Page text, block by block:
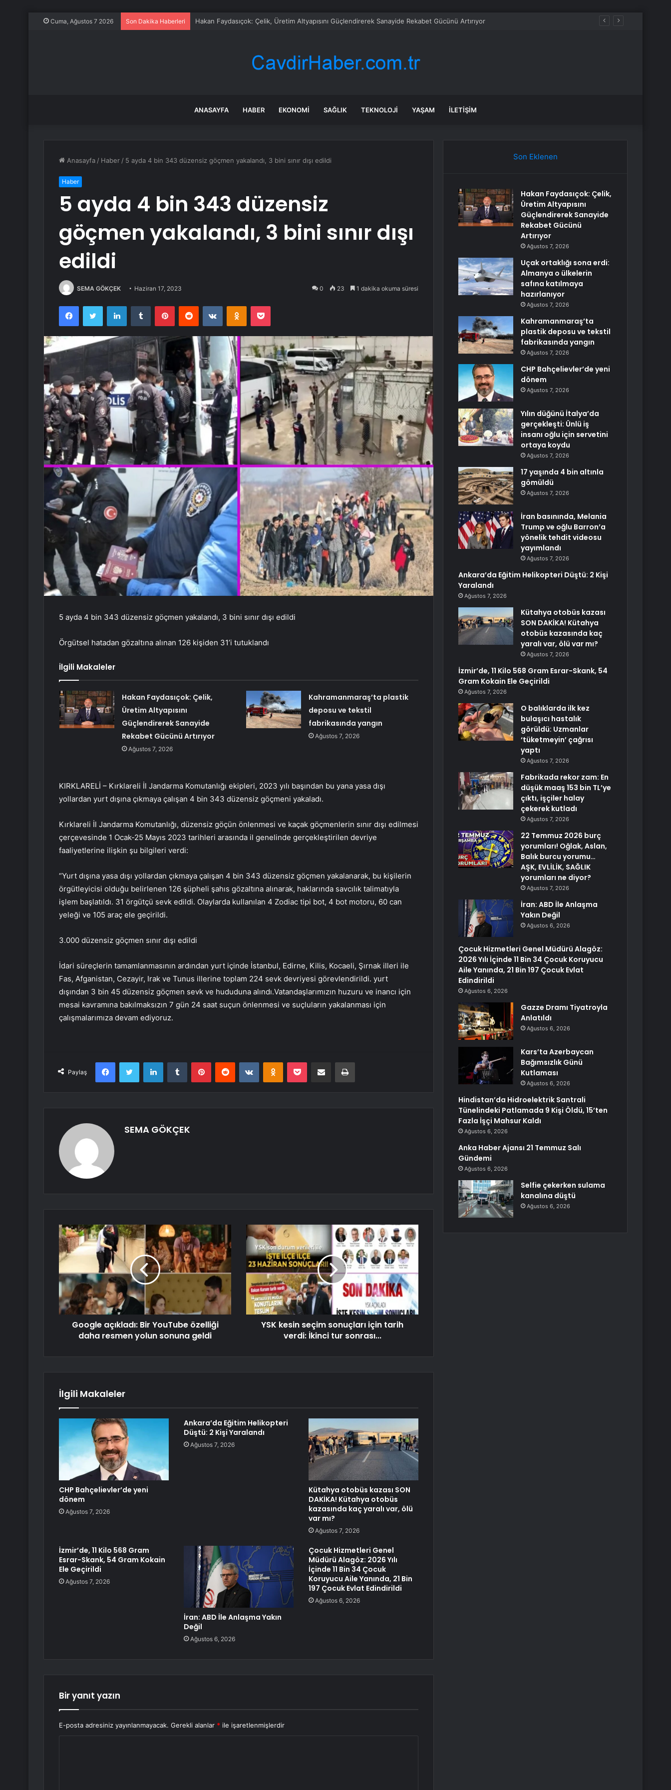
Cuma, Ağustos 7 2026 Son Dakika Haberleri Uçak ortaklığı sona erdi: Almanya o ülkelerin safına katılmaya hazırlanıyor
ANASAYFA HABER EKONOMI SAĞLIK TEKNOLOJI YAŞAM İLETIŞIM
Anasayfa / Haber / 5 ayda 4 bin 343 düzensiz göçmen yakalandı, 3 bini sınır dışı edildi
Haber
5 ayda 4 bin 343 düzensiz
göçmen yakalandı, 3 bini sınır dışı
edildi
SEMA GÖKÇEK Haziran 17, 2023 0 23 1 dakika okuma süresi
FacebookTwitter LinkedInTumblr PinterestReddit VKontakteOdnoklassniki
Pocket
5 ayda 4 bin 343 düzensiz göçmen yakalandı, 3 bini sınır dışı edildi
Örgütsel hatadan gözaltına alınan 126 kişiden 31’i tutuklandı
İlgili Makaleler
Hakan Faydasıçok: Çelik,
Üretim Altyapısını
Güçlendirerek Sanayide
Rekabet Gücünü Artırıyor
Ağustos 7, 2026
Kahramanmaraş’ta plastik
deposu ve tekstil
fabrikasında yangın
Ağustos 7, 2026
KIRKLARELİ – Kırklareli İl Jandarma Komutanlığı ekipleri, 2023 yılı başından bu yana yasa dışı
yollardan yurt dışına çıkmaya çalışan 4 bin 343 düzensiz göçmeni yakaladı.
Kırklareli İl Jandarma Komutanlığı, düzensiz göçün önlenmesi ve kaçak göçmenlerin sınır dışı edilmesi
çerçevesinde 1 Ocak-25 Mayıs 2023 tarihleri ​​arasında il genelinde gerçekleştirilen devriye
faaliyetlerine ilişkin şu bilgileri verdi:
“Yurt dışına yasa dışı yollardan çıkmaya çalışan 4 bin 343 düzensiz göçmen yakalanarak, bu kişilerin
örgütleyicisi olduğu belirlenen 126 şüpheli şahıs gözaltına alınarak, haklarında savcılık talimatıyla
işlem başlatıldı. 31 örgütçü sevk edildi. Olaylarda kullanılan 4 Zodiac tipi bot, 4 bot motoru, 60 can
yeleği ve 105 araç ele geçirildi.
3.000 düzensiz göçmen sınır dışı edildi
İdari süreçlerin tamamlanmasının ardından yurt içinde İstanbul, Edirne, Kilis, Kocaeli, Şırnak illeri ile
Fas, Afganistan, Cezayir, Irak ve Tunus illerine toplam 224 sevk devriyesi görevlendirildi. yurt
dışından 3 bin 45 düzensiz göçmen sevk ve hududuna alındı.Vatandaşlarımızın huzuru ve inancı için
mesai kavramına bakılmaksızın 7 gün 24 saat suçun önlenmesi ve suçluların yakalanması için
çalışmalarımıza devam ediyoruz.
Paylaş
FacebookTwitter LinkedInTumblr PinterestReddit VKontakteOdnoklassniki
Pocket E-Posta ile paylaş Yazdır
SEMA GÖKÇEK
Google açıkladı: Bir YouTube özelliği
daha resmen yolun sonuna geldi
YSK kesin seçim sonuçları için tarih
verdi: İkinci tur sonrası...
İlgili Makaleler
CHP Bahçelievler’de yeni
dönem
Ağustos 7, 2026
Ankara’da Eğitim Helikopteri
Düştü: 2 Kişi Yaralandı
Ağustos 7, 2026
Kütahya otobüs kazası SON
DAKİKA! Kütahya otobüs
kazasında kaç yaralı var, ölü
var mı?
Ağustos 7, 2026
İzmir’de, 11 Kilo 568 Gram
Esrar-Skank, 54 Gram Kokain
Ele Geçirildi
Ağustos 7, 2026
İran: ABD İle Anlaşma Yakın
Değil
Ağustos 6, 2026
Çocuk Hizmetleri Genel
Müdürü Alagöz: 2026 Yılı
İçinde 11 Bin 34 Çocuk
Koruyucu Aile Yanında, 21 Bin
197 Çocuk Evlat Edindirildi
Ağustos 6, 2026
Bir yanıt yazın
E-posta adresiniz yayınlanmayacak. Gerekli alanlar * ile işaretlenmişlerdir
Son Eklenen
Hakan Faydasıçok: Çelik,
Üretim Altyapısını
Güçlendirerek Sanayide
Rekabet Gücünü
Artırıyor
Ağustos 7, 2026
Uçak ortaklığı sona erdi:
Almanya o ülkelerin
safına katılmaya
hazırlanıyor
Ağustos 7, 2026
Kahramanmaraş’ta
plastik deposu ve tekstil
fabrikasında yangın
Ağustos 7, 2026
CHP Bahçelievler’de yeni
dönem
Ağustos 7, 2026
Yılın düğünü İtalya’da
gerçekleşti: Ünlü iş
insanı oğlu için servetini
ortaya koydu
Ağustos 7, 2026
17 yaşında 4 bin altınla
gömüldü
Ağustos 7, 2026
İran basınında, Melania
Trump ve oğlu Barron’a
yönelik tehdit videosu
yayımlandı
Ağustos 7, 2026
Ankara’da Eğitim Helikopteri Düştü: 2 Kişi
Yaralandı
Ağustos 7, 2026
Kütahya otobüs kazası
SON DAKİKA! Kütahya
otobüs kazasında kaç
yaralı var, ölü var mı?
Ağustos 7, 2026
İzmir’de, 11 Kilo 568 Gram Esrar-Skank, 54
Gram Kokain Ele Geçirildi
Ağustos 7, 2026
O balıklarda ilk kez
bulaşıcı hastalık
görüldü: Uzmanlar
‘tüketmeyin’ çağrısı
yaptı
Ağustos 7, 2026
Fabrikada rekor zam: En
düşük maaş 153 bin TL’ye
çıktı, işçiler halay
çekerek kutladı
Ağustos 7, 2026
22 Temmuz 2026 burç
yorumları! Oğlak, Aslan,
Balık burcu yorumu…
AŞK, EVLİLİK, SAĞLIK
yorumları ne diyor?
Ağustos 7, 2026
İran: ABD İle Anlaşma
Yakın Değil
Ağustos 6, 2026
Çocuk Hizmetleri Genel Müdürü Alagöz:
2026 Yılı İçinde 11 Bin 34 Çocuk Koruyucu
Aile Yanında, 21 Bin 197 Çocuk Evlat
Edindirildi
Ağustos 6, 2026
Gazze Dramı Tiyatroyla
Anlatıldı
Ağustos 6, 2026
Kars’ta Azerbaycan
Bağımsızlık Günü
Kutlaması
Ağustos 6, 2026
Hindistan’da Hidroelektrik Santrali
Tünelindeki Patlamada 9 Kişi Öldü, 15’ten
Fazla İşçi Mahsur Kaldı
Ağustos 6, 2026
Anka Haber Ajansı 21 Temmuz Salı
Gündemi
Ağustos 6, 2026
Selfie çekerken sulama
kanalına düştü
Ağustos 6, 2026